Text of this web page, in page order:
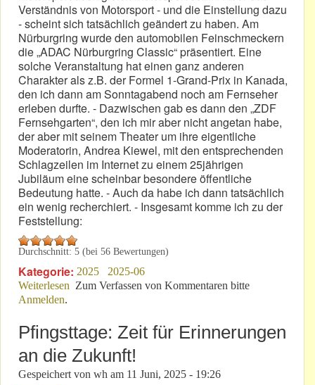
Verständnis von Motorsport - und die Einstellung dazu
- scheint sich tatsächlich geändert zu haben. Am
Nürburgring wurde den automobilen Feinschmeckern
die „ADAC Nürburgring Classic“ präsentiert. Eine
solche Veranstaltung hat einen ganz anderen
Charakter als z.B. der Formel 1-Grand-Prix in Kanada,
den ich dann am Sonntagabend noch am Fernseher
erleben durfte. - Dazwischen gab es dann den „ZDF
Fernsehgarten“, den ich mir aber nicht angetan habe,
der aber mit seinem Theater um ihre eigentliche
Moderatorin, Andrea Kiewel, mit den entsprechenden
Schlagzeilen im Internet zu einem 25jährigen
Jubiläum eine scheinbar besondere öffentliche
Bedeutung hatte. - Auch da habe ich dann tatsächlich
ein wenig recherchiert. - Insgesamt komme ich zu der
Feststellung:
Durchschnitt: 5 (bei 56 Bewertungen)
Kategorie: 2025
2025-06
Weiterlesen über Spannendes Wochenende: Aber menschlich &
Zum Verfassen von Kommentaren bitte
Anmelden.
Pfingsttage: Zeit für Erinnerungen
an die Zukunft!
Gespeichert von wh am 11 Juni, 2025 - 19:26